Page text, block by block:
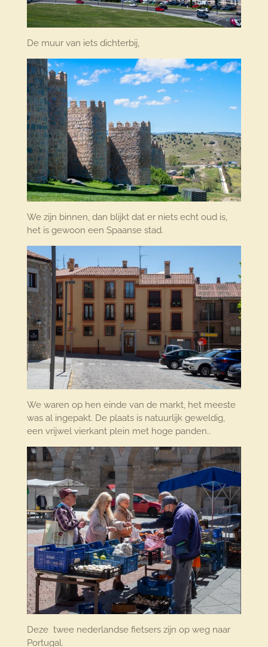
De muur van iets dichterbij,
We zijn binnen, dan blijkt dat er niets echt oud is,
het is gewoon een Spaanse stad.
We waren op hen einde van de markt, het meeste
was al ingepakt. De plaats is natuurlijk geweldig,
een vrijwel vierkant plein met hoge panden..
Deze twee nederlandse fietsers zijn op weg naar
Portugal.